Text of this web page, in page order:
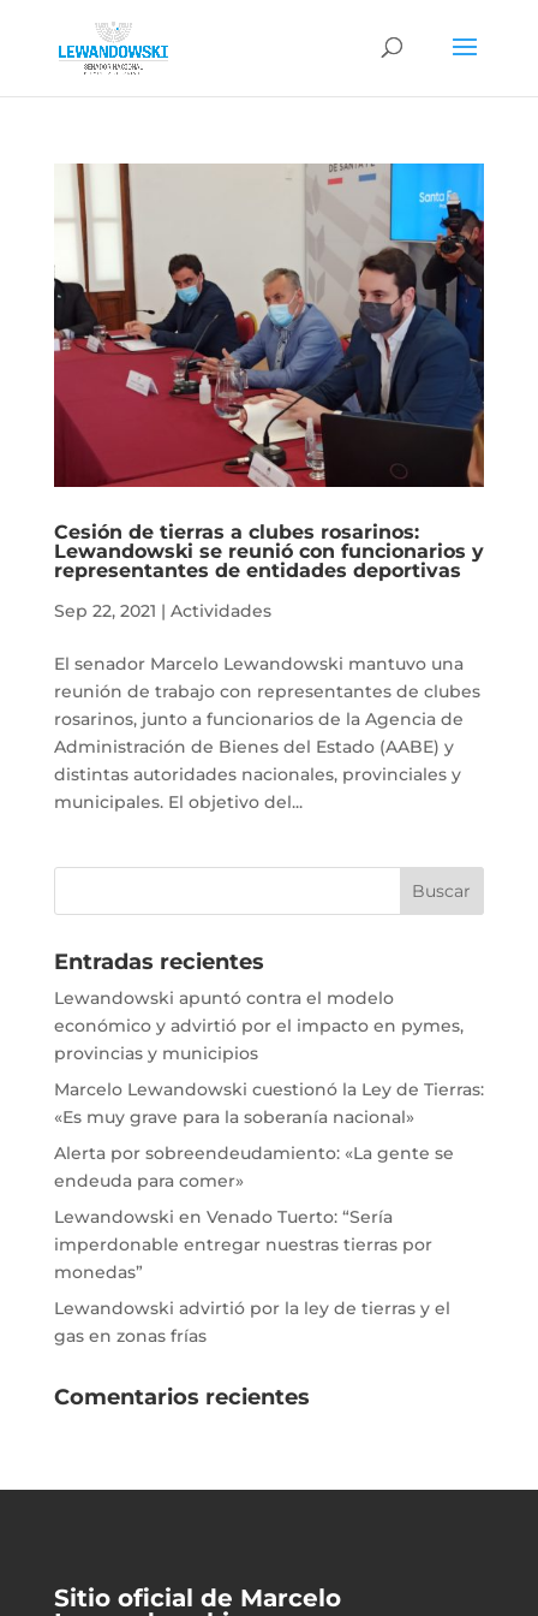
Cesión de tierras a clubes rosarinos:
Lewandowski se reunió con funcionarios y
representantes de entidades deportivas
Sep 22, 2021 | Actividades
El senador Marcelo Lewandowski mantuvo una
reunión de trabajo con representantes de clubes
rosarinos, junto a funcionarios de la Agencia de
Administración de Bienes del Estado (AABE) y
distintas autoridades nacionales, provinciales y
municipales. El objetivo del...
Entradas recientes
Lewandowski apuntó contra el modelo
económico y advirtió por el impacto en pymes,
provincias y municipios
Marcelo Lewandowski cuestionó la Ley de Tierras:
«Es muy grave para la soberanía nacional»
Alerta por sobreendeudamiento: «La gente se
endeuda para comer»
Lewandowski en Venado Tuerto: “Sería
imperdonable entregar nuestras tierras por
monedas”
Lewandowski advirtió por la ley de tierras y el
gas en zonas frías
Comentarios recientes
Sitio oficial de Marcelo